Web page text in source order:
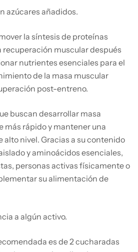
azúcares añadidos.
la síntesis de proteínas
recuperación muscular después
nutrientes esenciales para el
de la masa muscular
post-entreno.
buscan desarrollar masa
más rápido y mantener una
nivel. Gracias a su contenido
y aminoácidos esenciales,
personas activas físicamente o
su alimentación de
a algún activo.
es de 2 cucharadas